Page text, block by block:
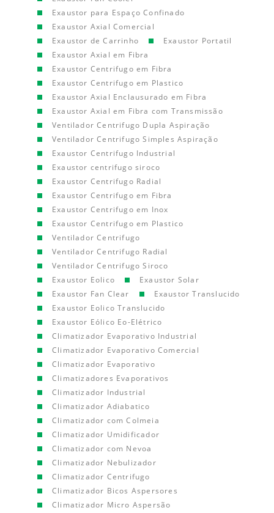
Exaustor para Espaço Confinado
Exaustor Axial Comercial
Exaustor de Carrinho
Exaustor Portatil
Exaustor Axial em Fibra
Exaustor Centrifugo em Fibra
Exaustor Centrifugo em Plastico
Exaustor Axial Enclausurado em Fibra
Exaustor Axial em Fibra com Transmissão
Ventilador Centrifugo Dupla Aspiração
Ventilador Centrifugo Simples Aspiração
Exaustor Centrifugo Industrial
Exaustor centrifugo siroco
Exaustor Centrifugo Radial
Exaustor Centrifugo em Fibra
Exaustor Centrifugo em Inox
Exaustor Centrifugo em Plastico
Ventilador Centrifugo
Ventilador Centrifugo Radial
Ventilador Centrifugo Siroco
Exaustor Eolico
Exaustor Solar
Exaustor Fan Clear
Exaustor Translucido
Exaustor Eolico Translucido
Exaustor Eólico Eo-Elétrico
Climatizador Evaporativo Industrial
Climatizador Evaporativo Comercial
Climatizador Evaporativo
Climatizadores Evaporativos
Climatizador Industrial
Climatizador Adiabatico
Climatizador com Colmeia
Climatizador Umidificador
Climatizador com Nevoa
Climatizador Nebulizador
Climatizador Centrifugo
Climatizador Bicos Aspersores
Climatizador Micro Aspersão